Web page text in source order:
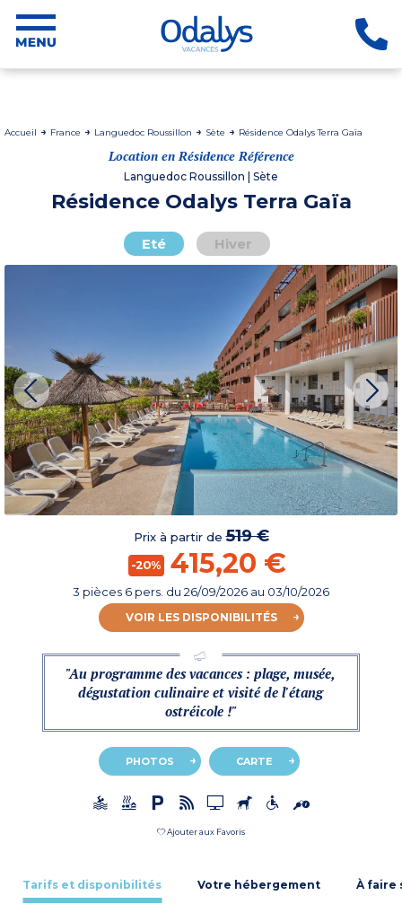
Accueil France Languedoc Roussillon Sète Résidence Odalys Terra Gaïa
Location en Résidence Référence
Languedoc Roussillon | Sète
Résidence Odalys Terra Gaïa
Eté Hiver
Prix à partir de519 €
-20% 415,20 €
3 pièces 6 pers. du 26/09/2026 au 03/10/2026
VOIR LES DISPONIBILITÉS
"Au programme des vacances : plage, musée,
dégustation culinaire et visité de l'étang
ostréicole !"
PHOTOS CARTE
Ajouter aux Favoris
Tarifs et disponibilités Votre hébergement À faire